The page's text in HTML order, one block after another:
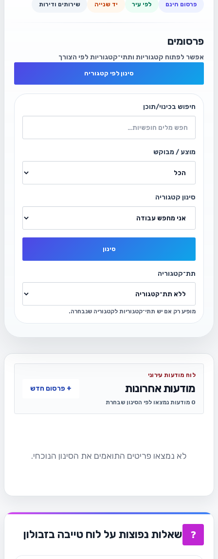
פרסום חינם לפי עיר יד שנייה שירותים ודירות
פרסומים
אפשר לפתוח קטגוריות ותתי־קטגוריות לפי הצורך
סינון לפי קטגוריה
חיפוש בכינוי/תוכן
מוצע / מבוקש
סינון קטגוריה
סינון
תת־קטגוריה
מופיע רק אם יש תתי־קטגוריות לקטגוריה שנבחרה.
לוח מודעות עירוני
מודעות אחרונות
0 מודעות נמצאו לפי הסינון שבחרת
+ פרסום חדש
לא נמצאו פריטים התואמים את הסינון הנוכחי.
❓ שאלות נפוצות על לוח טייבה בזבולון